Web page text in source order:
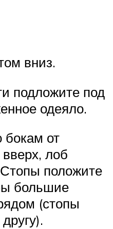
вниз.
подложите под
одеяло.
бокам от
лоб
положите
большие
(стопы